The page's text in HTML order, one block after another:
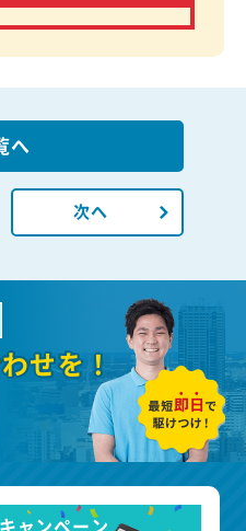
へ
次へ
せを！
ャンペーン